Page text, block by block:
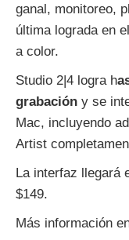
ganal, monitoreo,
última lograda en
a color.
Studio 2|4 logra h
grabación y se
Mac, incluyendo
Artist
La interfaz llegará
$149.
Más información